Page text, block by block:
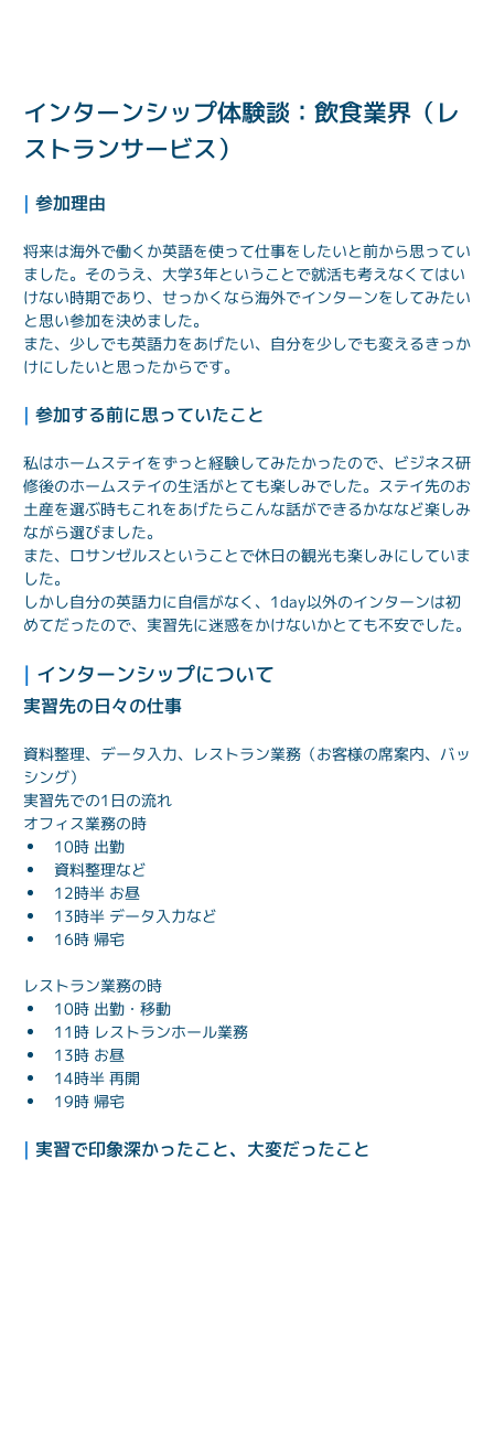
インターンシップ体験談：飲食業界（レ
ストランサービス）
| 参加理由
将来は海外で働くか英語を使って仕事をしたいと前から思ってい
ました。そのうえ、大学3年ということで就活も考えなくてはい
けない時期であり、せっかくなら海外でインターンをしてみたい
と思い参加を決めました。
また、少しでも英語力をあげたい、自分を少しでも変えるきっか
けにしたいと思ったからです。
| 参加する前に思っていたこと
私はホームステイをずっと経験してみたかったので、ビジネス研
修後のホームステイの生活がとても楽しみでした。ステイ先のお
土産を選ぶ時もこれをあげたらこんな話ができるかななど楽しみ
ながら選びました。
また、ロサンゼルスということで休日の観光も楽しみにしていま
した。
しかし自分の英語力に自信がなく、1day以外のインターンは初
めてだったので、実習先に迷惑をかけないかとても不安でした。
| インターンシップについて
実習先の日々の仕事
資料整理、データ入力、レストラン業務（お客様の席案内、バッ
シング）
実習先での1日の流れ
オフィス業務の時
10時 出勤
資料整理など
12時半 お昼
13時半 データ入力など
16時 帰宅
レストラン業務の時
10時 出勤・移動
11時 レストランホール業務
13時 お昼
14時半 再開
19時 帰宅
| 実習で印象深かったこと、大変だったこと